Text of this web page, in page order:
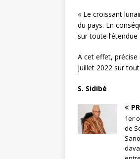
« Le croissant
du pays. En
sur toute
A cet effet, précise
juillet 2022 sur
S. Sidibé
1er
de